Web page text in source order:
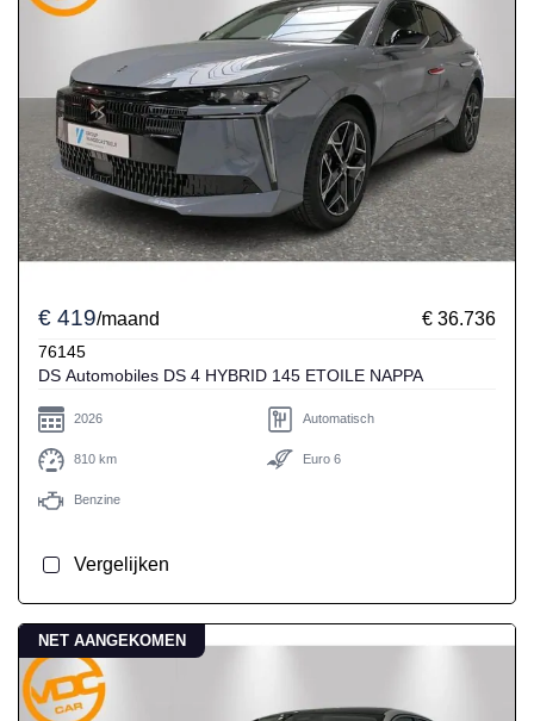
€ 419/maand € 36.736
76145
DS Automobiles DS 4 HYBRID 145 ETOILE NAPPA
2026 Automatisch
810 km Euro 6
Benzine
Vergelijken
NET AANGEKOMEN